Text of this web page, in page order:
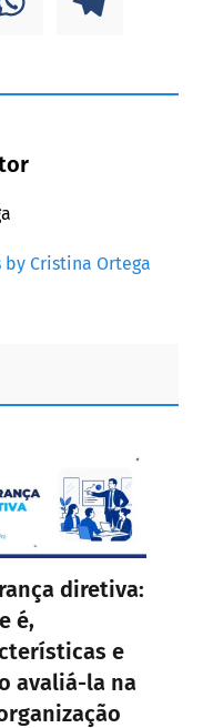
Cristina Ortega
diretiva:
é,
e
avaliá-la na